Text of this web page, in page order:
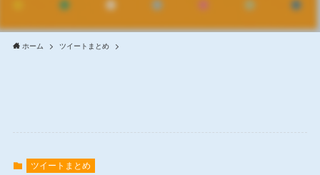
ホーム ツイートまとめ
ツイートまとめ